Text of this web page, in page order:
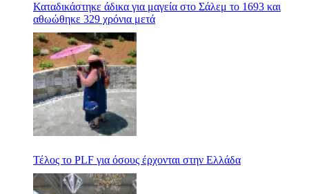
Καταδικάστηκε άδικα για μαγεία στο Σάλεμ το 1693 και
αθωώθηκε 329 χρόνια μετά
Τέλος το PLF για όσους έρχονται στην Ελλάδα